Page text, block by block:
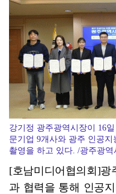
강기정 광주광역시장이 16
문기업 9개사와 광주 인공
촬영을 하고 있다. /광주광역
[호남미디어협의회]
과 협력을 통해 인공